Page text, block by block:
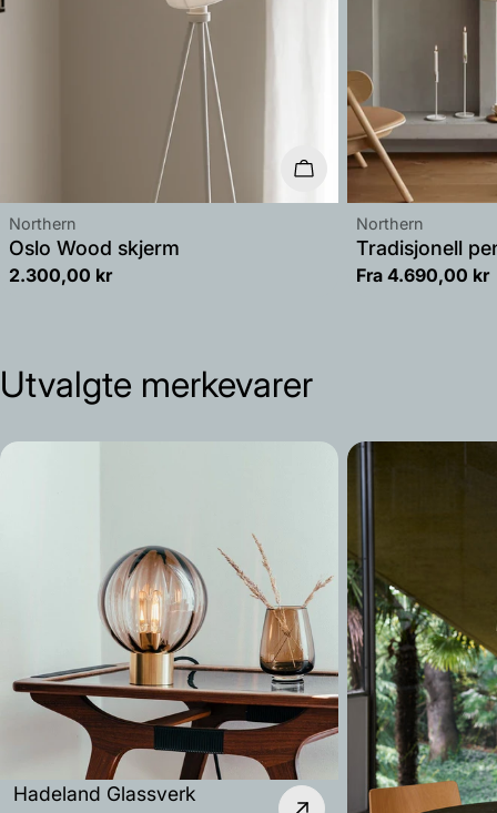
Velg alternativer
Leverandør:
Northern
Oslo Wood skjerm
Vanlig
2.300,00 kr
Leverandør:
Northern
Tradisjonell
Vanlig
Fra 4.690,00 kr
Utvalgte merkevarer
Hadeland Glassverk